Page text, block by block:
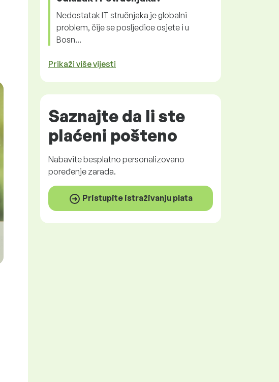
Nedostatak IT stručnjaka je globalni
problem, čije se posljedice osjete i u
Bosn...
Prikaži više vijesti
Saznajte da li ste
plaćeni pošteno
Nabavitebesplatno personalizovano
poređenje zarada.
Pristupite istraživanju plata